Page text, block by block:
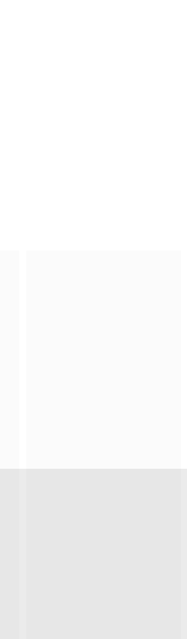
隐藏着不为人知的执
某座城镇的日间照护
天盛虽被种种诡怪
”，“娘娘索命”等一